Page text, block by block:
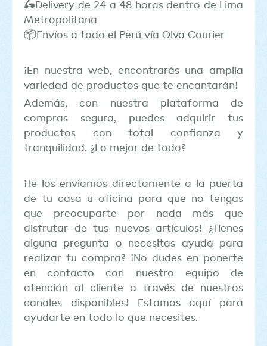
🛵Delivery de 24 a 48 horas dentro de Lima
Metropolitana
📦Envíos a todo el Perú vía Olva Courier
¡En nuestra web, encontrarás una amplia
variedad de productos que te encantarán!
Además, con nuestra plataforma de
compras segura, puedes adquirir tus
productos con total confianza y
tranquilidad. ¿Lo mejor de todo?
¡Te los enviamos directamente a la puerta
de tu casa u oficina para que no tengas
que preocuparte por nada más que
disfrutar de tus nuevos artículos! ¿Tienes
alguna pregunta o necesitas ayuda para
realizar tu compra? ¡No dudes en ponerte
en contacto con nuestro equipo de
atención al cliente a través de nuestros
canales disponibles! Estamos aquí para
ayudarte en todo lo que necesites.